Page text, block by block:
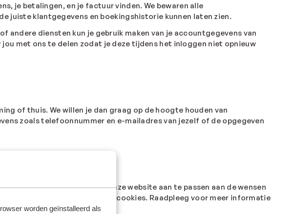
worden geïnstalleerd als
je betalingen, en je factuur vinden. We bewaren alle
juiste klantgegevens en boekingshistorie kunnen laten zien.
andere diensten kun je gebruik maken van je accountgegevens van
met ons te delen zodat je deze tijdens het inloggen niet opnieuw
of thuis. We willen je dan graag op de hoogte houden van
zoals telefoonnummer en e-mailadres van jezelf of de opgegeven
Om goed in staat te zijn onze website aan te passen aan de wensen
wij gebruik van analytische cookies. Raadpleeg voor meer informatie